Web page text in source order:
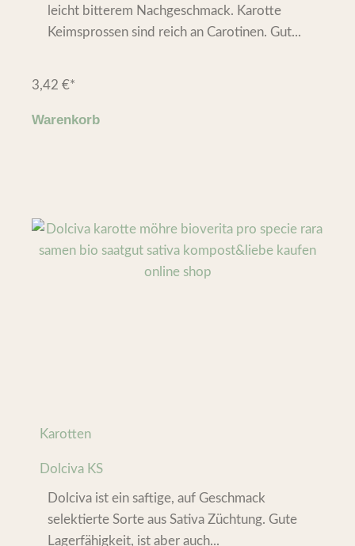
leicht bitterem Nachgeschmack. Karotte
Keimsprossen sind reich an Carotinen. Gut...
3,42 €*
Warenkorb
Karotten
Dolciva KS
Dolciva ist ein saftige, auf Geschmack
selektierte Sorte aus Sativa Züchtung. Gute
Lagerfähigkeit, ist aber auch...